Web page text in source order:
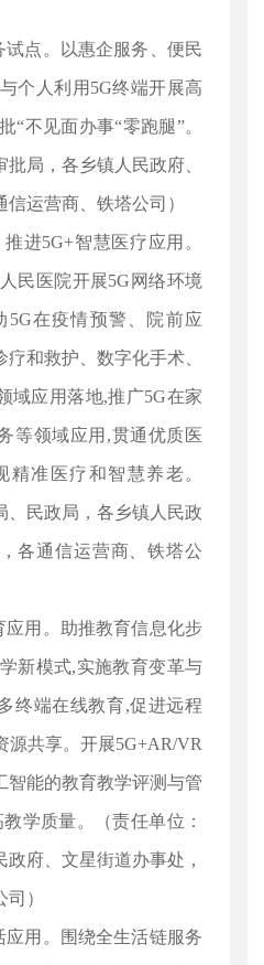
试点。以惠企服务、便民
个人利用5G终端开展高
“不见面办事“零跑腿”。
批局，各乡镇人民政府、
运营商、铁塔公司）
进5G+智慧医疗应用。
民医院开展5G网络环境
5G在疫情预警、院前应
和救护、数字化手术、
域应用落地,推广5G在家
等领域应用,贯通优质医
准医疗和智慧养老。
、民政局，各乡镇人民政
各通信运营商、铁塔公
应用。助推教育信息化步
新模式,实施教育变革与
终端在线教育,促进远程
源共享。开展5G+AR/VR
智能的教育教学评测与管
学质量。（责任单位：
府、文星街道办事处，
）
应用。围绕全生活链服务